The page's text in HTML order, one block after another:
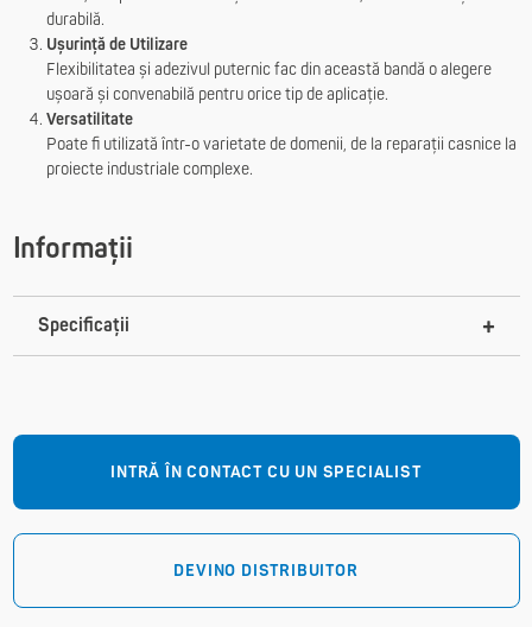
durabilă.
Ușurință de Utilizare
Flexibilitatea și adezivul puternic fac din această bandă o alegere
ușoară și convenabilă pentru orice tip de aplicație.
Versatilitate
Poate fi utilizată într-o varietate de domenii, de la reparații casnice la
proiecte industriale complexe.
Informații
Specificații
INTRĂ ÎN CONTACT CU UN SPECIALIST
DEVINO DISTRIBUITOR